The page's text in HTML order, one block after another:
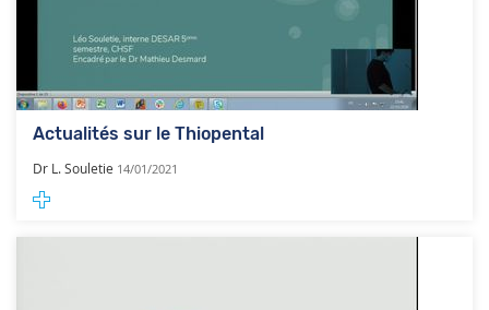
Actualités sur le Thiopental
Dr L. Souletie 14/01/2021